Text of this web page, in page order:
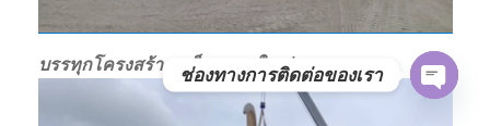
บรรทุกโครงสร้างเหล็กขนาดใหญ่
ช่องทางการติดต่อของเรา
OPEN